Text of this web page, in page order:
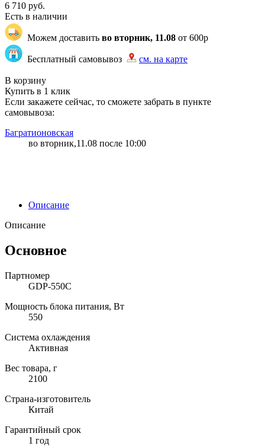
6 710 руб.
Есть в наличии
Можем доставить во вторник, 11.08 от 600р
Бесплатный самовывоз
см. на карте
В корзину
Купить в 1 клик
Если закажете сейчас, то сможете забрать в пункте
самовывоза:
Багратионовская
во вторник,11.08 после 10:00
Описание
Описание
Основное
Партномер
GDP-550C
Мощность блока питания, Вт
550
Система охлаждения
Активная
Вес товара, г
2100
Страна-изготовитель
Китай
Гарантийный срок
1 год